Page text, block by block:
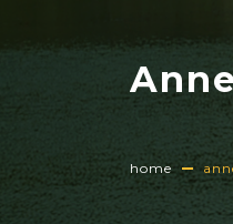
home